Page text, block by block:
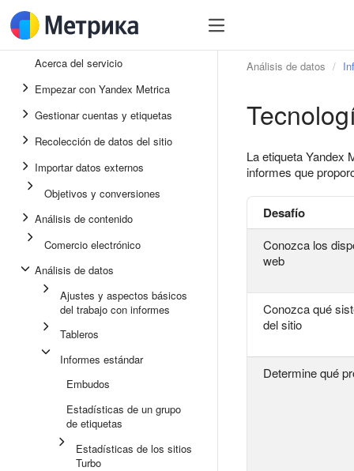
Acerca del servicio
Empezar con Yandex Metrica
Gestionar cuentas y etiquetas
Recolección de datos del sitio
Importar datos externos
Objetivos y conversiones
Análisis de contenido
Comercio electrónico
Análisis de datos
Ajustes y aspectos básicos
del trabajo con informes
Tableros
Informes estándar
Embudos
Estadísticas de un grupo
de etiquetas
Estadísticas de los sitios
Turbo
Análisis de datos
La etiqueta Yandex
informes que
Desafío
Conozca los
web
Conozca qué
del sitio
Determine qué